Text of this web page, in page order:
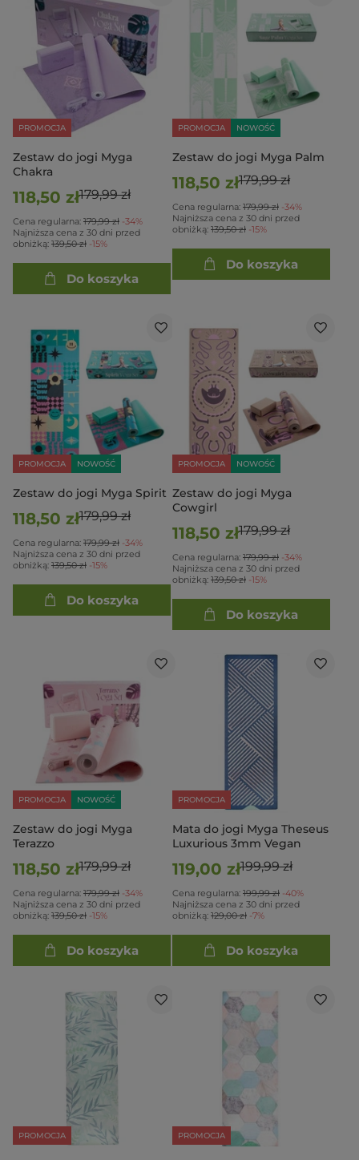
PROMOCJA
Zestaw do jogi Myga
Chakra
118,50 zł179,99 zł
Cena regularna: 179,99 zł -34%
Najniższa cena z 30 dni przed
obniżką: 139,50 zł -15%
Do koszyka
PROMOCJA NOWOŚĆ
Zestaw do jogi Myga Palm
118,50 zł179,99 zł
Cena regularna: 179,99 zł -34%
Najniższa cena z 30 dni przed
obniżką: 139,50 zł -15%
Do koszyka
PROMOCJA NOWOŚĆ
Zestaw do jogi Myga Spirit
118,50 zł179,99 zł
Cena regularna: 179,99 zł -34%
Najniższa cena z 30 dni przed
obniżką: 139,50 zł -15%
Do koszyka
PROMOCJA NOWOŚĆ
Zestaw do jogi Myga
Cowgirl
118,50 zł179,99 zł
Cena regularna: 179,99 zł -34%
Najniższa cena z 30 dni przed
obniżką: 139,50 zł -15%
Do koszyka
PROMOCJA NOWOŚĆ
Zestaw do jogi Myga
Terazzo
118,50 zł179,99 zł
Cena regularna: 179,99 zł -34%
Najniższa cena z 30 dni przed
obniżką: 139,50 zł -15%
Do koszyka
PROMOCJA
Mata do jogi Myga Theseus
Luxurious 3mm Vegan
119,00 zł199,99 zł
Cena regularna: 199,99 zł -40%
Najniższa cena z 30 dni przed
obniżką: 129,00 zł -7%
Do koszyka
PROMOCJA PROMOCJA